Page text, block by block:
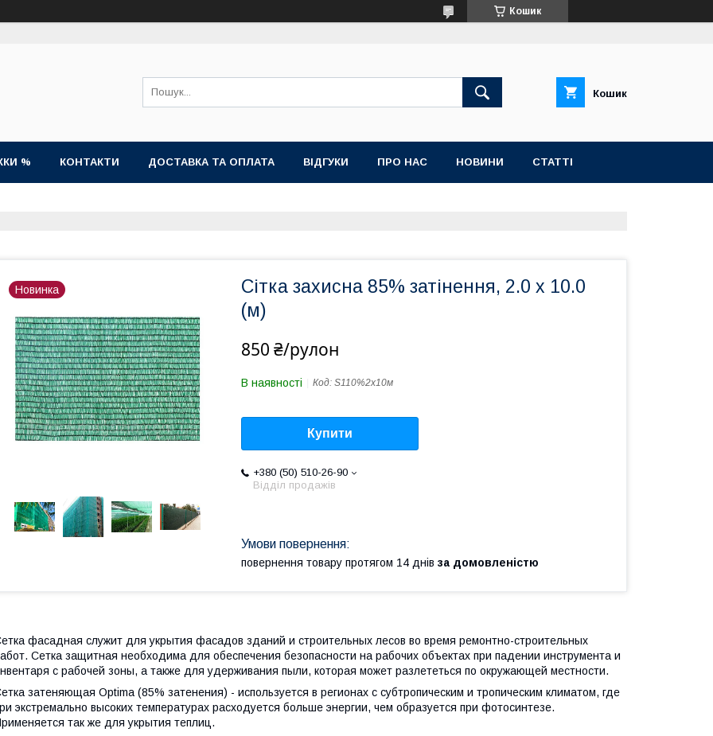
Кошик
Кошик
% КОНТАКТИ ДОСТАВКА ТА ОПЛАТА ВІДГУКИ ПРО НАС НОВИНИ СТАТТІ
Новинка
Сітка захисна 85% затінення, 2.0 х 10.0
(м)
850 ₴/рулон
В наявності Код: S110%2х10м
Купити
+380 (50) 510-26-90
Відділ продажів
повернення товару протягом 14 днів за домовленістю
фасадная служит для укрытия фасадов зданий и строительных лесов во время ремонтно-строительных
Сетка защитная необходима для обеспечения безопасности на рабочих объектах при падении инструмента и
с рабочей зоны, а также для удерживания пыли, которая может разлететься по окружающей местности.
затеняющая Optima (85% затенения) - используется в регионах с субтропическим и тропическим климатом, где
экстремально высоких температурах расходуется больше энергии, чем образуется при фотосинтезе.
так же для укрытия теплиц.